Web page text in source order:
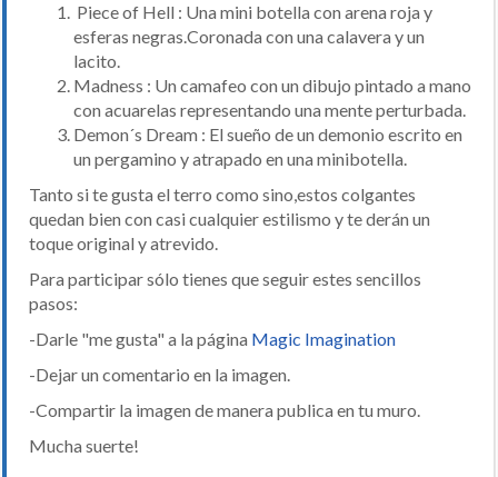
Piece of Hell : Una mini botella con arena roja y
esferas negras.Coronada con una calavera y un
lacito.
Madness : Un camafeo con un dibujo pintado a mano
con acuarelas representando una mente perturbada.
Demon´s Dream : El sueño de un demonio escrito en
un pergamino y atrapado en una minibotella.
Tanto si te gusta el terro como sino,estos colgantes
quedan bien con casi cualquier estilismo y te derán un
toque original y atrevido.
Para participar sólo tienes que seguir estes sencillos
pasos:
-Darle "me gusta" a la página Magic Imagination
-Dejar un comentario en la imagen.
-Compartir la imagen de manera publica en tu muro.
Mucha suerte!